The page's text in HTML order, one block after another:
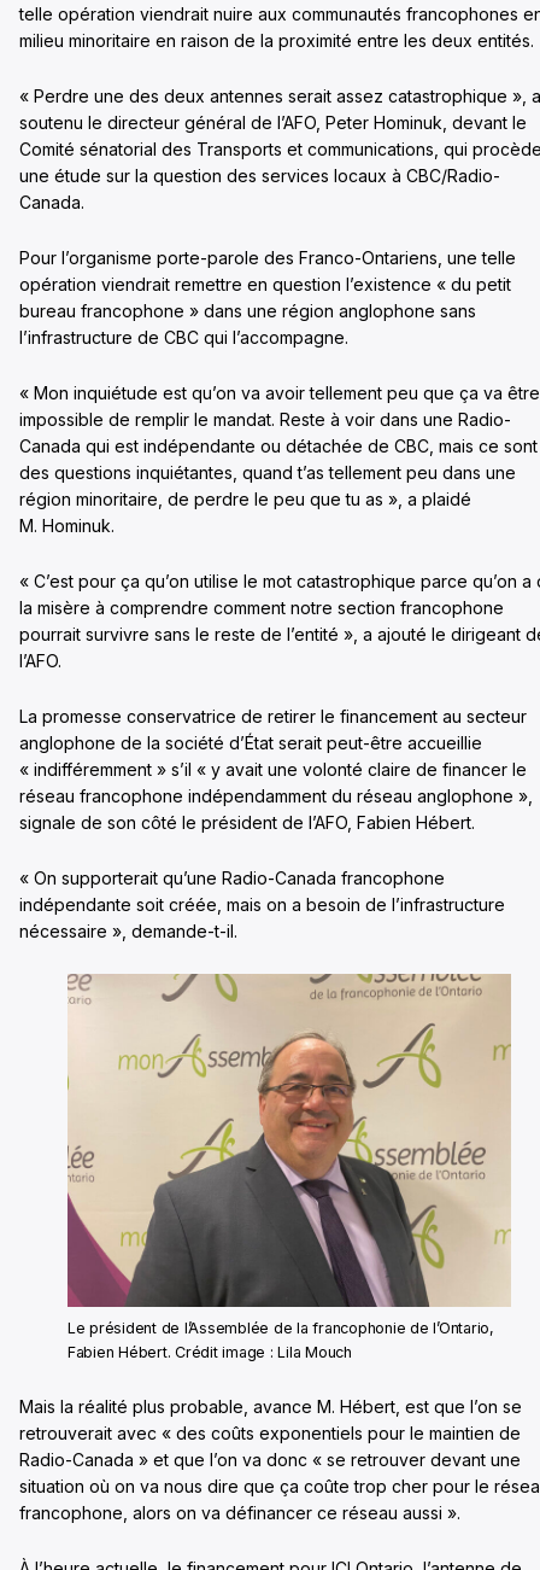
telle opération viendrait nuire aux communautés francophones
milieu minoritaire en raison de la proximité entre les deux entités.
« Perdre une des deux antennes serait assez catastrophique », a
soutenu le directeur général de l’AFO, Peter Hominuk, devant le
Comité sénatorial des Transports et communications, qui
une étude sur la question des services locaux à CBC/Radio-
Canada.
Pour l’organisme porte-parole des Franco-Ontariens, une telle
opération viendrait remettre en question l’existence « du petit
bureau francophone » dans une région anglophone sans
l’infrastructure de CBC qui l’accompagne.
« Mon inquiétude est qu’on va avoir tellement peu que ça va être
impossible de remplir le mandat. Reste à voir dans une Radio-
Canada qui est indépendante ou détachée de CBC, mais ce sont
des questions inquiétantes, quand t’as tellement peu dans une
région minoritaire, de perdre le peu que tu as », a plaidé
M. Hominuk.
« C’est pour ça qu’on utilise le mot catastrophique parce qu’on a
la misère à comprendre comment notre section francophone
pourrait survivre sans le reste de l’entité », a ajouté le dirigeant
l’AFO.
La promesse conservatrice de retirer le financement au secteur
anglophone de la société d’État serait peut-être accueillie
« indifféremment » s’il « y avait une volonté claire de financer le
réseau francophone indépendamment du réseau anglophone »,
signale de son côté le président de l’AFO, Fabien Hébert.
« On supporterait qu’une Radio-Canada francophone
indépendante soit créée, mais on a besoin de l’infrastructure
nécessaire », demande-t-il.
Le président de l’Assemblée de la francophonie de l’Ontario,
Fabien Hébert. Crédit image : Lila Mouch
Mais la réalité plus probable, avance M. Hébert, est que l’on se
retrouverait avec « des coûts exponentiels pour le maintien de
Radio-Canada » et que l’on va donc « se retrouver devant une
situation où on va nous dire que ça coûte trop cher pour le
francophone, alors on va définancer ce réseau aussi ».